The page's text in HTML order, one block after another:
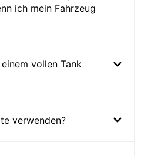
ich mein Fahrzeug
vollen Tank
verwenden?